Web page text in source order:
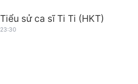
Tiểu sử ca sĩ Ti Ti (HKT)
23:30